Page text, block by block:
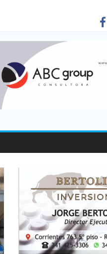
viajaron por el país, un 5,9%